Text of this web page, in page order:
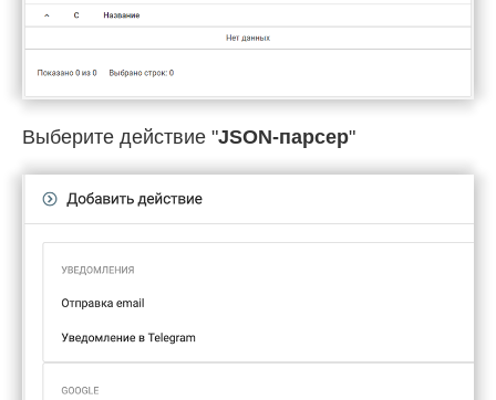
Выберите действие "JSON-парсер"